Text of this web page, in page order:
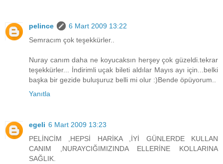
pelince
6 Mart 2009 13:22
Semracım çok teşekkürler..
Nuray canım daha ne koyucaksın herşey çok güzeldi.tekrar
teşekkürler... İndirimli uçak bileti aldılar Mayıs ayı için...belki
başka bir gezide buluşuruz belli mi olur :)Bende öpüyorum..
Yanıtla
egeli 6 Mart 2009 13:23
PELİNCİM ,HEPSİ HARİKA ,İYİ GÜNLERDE KULLAN
CANIM ,NURAYCIĞIMIZINDA ELLERİNE KOLLARINA
SAĞLIK.